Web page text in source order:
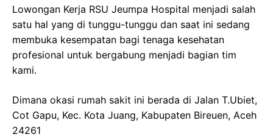
Lowongan Kerja RSU Jeumpa Hospital menjadi salah
satu hal yang di tunggu-tunggu dan saat ini sedang
membuka kesempatan bagi tenaga kesehatan
profesional untuk bergabung menjadi bagian tim
kami.
Dimana okasi rumah sakit ini berada di Jalan T.Ubiet,
Cot Gapu, Kec. Kota Juang, Kabupaten Bireuen, Aceh
24261